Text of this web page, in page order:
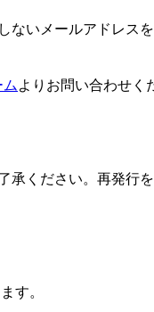
いメールアドレスを
よりお問い合わせく
承ください。再発行
す。